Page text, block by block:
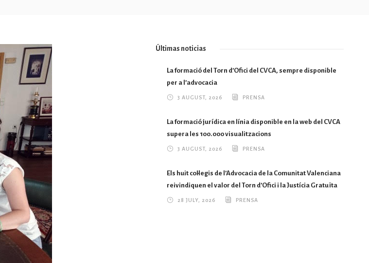
Últimas noticias
La formació del Torn d’Ofici del CVCA, sempre disponible
per a l’advocacia
3 AUGUST, 2026 PRENSA
La formació jurídica en línia disponible en la web del CVCA
supera les 100.000 visualitzacions
3 AUGUST, 2026 PRENSA
Els huit col·legis de l’Advocacia de la Comunitat Valenciana
reivindiquen el valor del Torn d’Ofici i la Justícia Gratuïta
28 JULY, 2026 PRENSA